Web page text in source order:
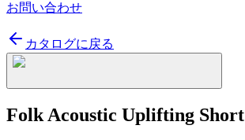
お問い合わせ
カタログに戻る
Folk Acoustic Uplifting Short